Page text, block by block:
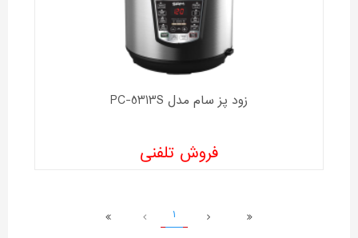
زود پز سام مدل PC-5313S
فروش تلفنی
1